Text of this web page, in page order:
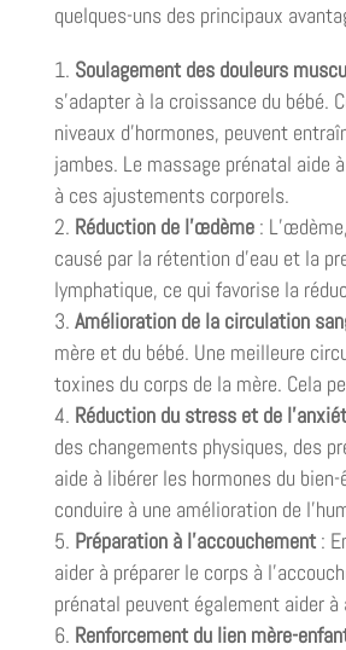
quelques-uns des principaux
Soulagement des douleurs
s’adapter à la croissance du bébé.
niveaux d’hormones, peuvent
jambes. Le massage prénatal aide
à ces ajustements corporels.
Réduction de l’œdème:
causé par la rétention d’eau et la
lymphatique, ce qui favorise la
Amélioration de la circulation
mère et du bébé. Une meilleure
toxines du corps de la mère. Cela
Réduction du stress et de
des changements physiques, des
aide à libérer les hormones du
conduire à une amélioration de
Préparation à l’accouchement:
aider à préparer le corps à
prénatal peuvent également aider
Renforcement du lien mère-